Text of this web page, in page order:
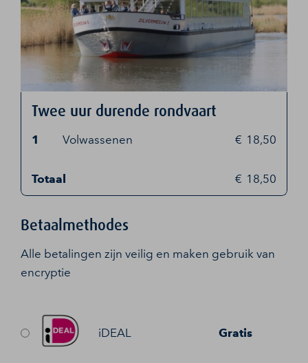
Twee uur durende rondvaart
1 Volwassenen 18,50
Totaal 18,50
Betaalmethodes
Alle betalingen zijn veilig en maken gebruik van
encryptie
iDEAL Gratis